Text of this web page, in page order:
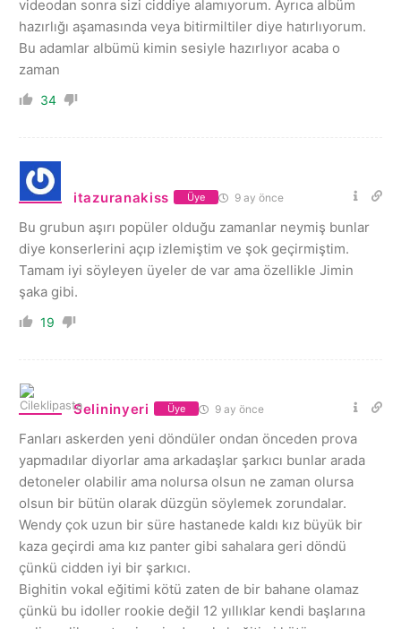
videodan sonra sizi ciddiye alamıyorum. Ayrıca albüm
hazırlığı aşamasında veya bitirmiltiler diye hatırlıyorum.
Bu adamlar albümü kimin sesiyle hazırlıyor acaba o
zaman
34
itazuranakiss Üye 9 ay önce
Bu grubun aşırı popüler olduğu zamanlar neymiş bunlar
diye konserlerini açıp izlemiştim ve şok geçirmiştim.
Tamam iyi söyleyen üyeler de var ama özellikle Jimin
şaka gibi.
19
Selininyeri Üye 9 ay önce
Fanları askerden yeni döndüler ondan önceden prova
yapmadılar diyorlar ama arkadaşlar şarkıcı bunlar arada
detoneler olabilir ama nolursa olsun ne zaman olursa
olsun bir bütün olarak düzgün söylemek zorundalar.
Wendy çok uzun bir süre hastanede kaldı kız büyük bir
kaza geçirdi ama kız panter gibi sahalara geri döndü
çünkü cidden iyi bir şarkıcı.
Bighitin vokal eğitimi kötü zaten de bir bahane olamaz
çünkü bu idoller rookie değil 12 yıllıklar kendi başlarına